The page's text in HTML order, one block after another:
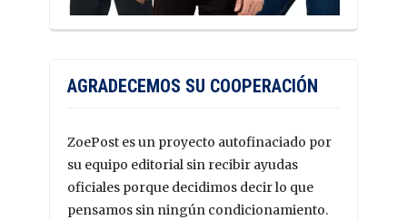
AGRADECEMOS SU COOPERACIÓN
ZoePost es un proyecto autofinaciado por
su equipo editorial sin recibir ayudas
oficiales porque decidimos decir lo que
pensamos sin ningún condicionamiento.